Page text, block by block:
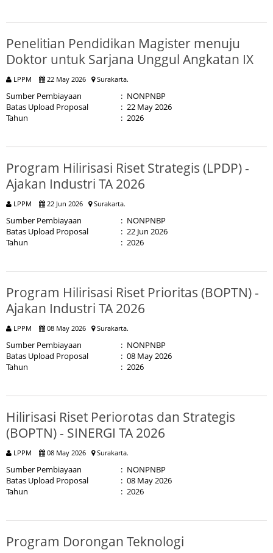
Penelitian Pendidikan Magister menuju
Doktor untuk Sarjana Unggul Angkatan IX
LPPM 22 May 2026 Surakarta.
Sumber Pembiayaan : NONPNBP
Batas Upload Proposal
: 22 May 2026
Tahun
: 2026
Program Hilirisasi Riset Strategis (LPDP) -
Ajakan Industri TA 2026
LPPM 22 Jun 2026 Surakarta.
Sumber Pembiayaan : NONPNBP
Batas Upload Proposal
: 22 Jun 2026
Tahun
: 2026
Program Hilirisasi Riset Prioritas (BOPTN) -
Ajakan Industri TA 2026
LPPM 08 May 2026 Surakarta.
Sumber Pembiayaan : NONPNBP
Batas Upload Proposal
: 08 May 2026
Tahun
: 2026
Hilirisasi Riset Periorotas dan Strategis
(BOPTN) - SINERGI TA 2026
LPPM 08 May 2026 Surakarta.
Sumber Pembiayaan : NONPNBP
Batas Upload Proposal
: 08 May 2026
Tahun
: 2026
Program Dorongan Teknologi